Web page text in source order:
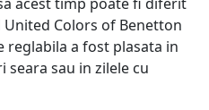
Colors of Benetton
reglabila a fost plasata in
sau in zilele cu